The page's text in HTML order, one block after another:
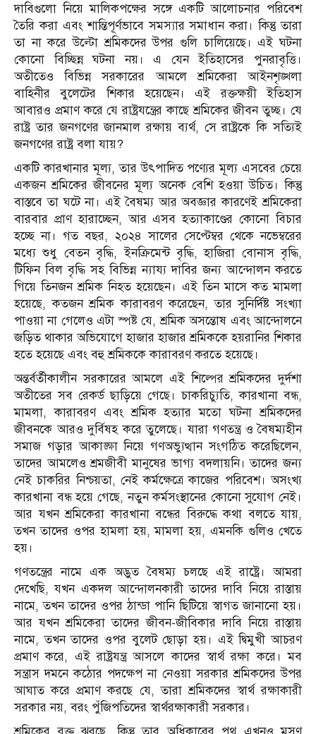
দাবিগুলো নিয়ে মালিকপক্ষের সঙ্গে একটি আলোচনার পরিবেশ
তৈরি করা এবং শান্তিপূর্ণভাবে সমস্যার সমাধান করা। কিন্তু তারা
তা না করে উল্টো শ্রমিকদের উপর গুলি চালিয়েছে। এই ঘটনা
কোনো বিচ্ছিন্ন ঘটনা নয়। এ যেন ইতিহাসের পুনরাবৃত্তি।
অতীতেও বিভিন্ন সরকারের আমলে শ্রমিকেরা আইনশৃঙ্খলা
বাহিনীর বুলেটের শিকার হয়েছেন। এই রক্তক্ষয়ী ইতিহাস
আবারও প্রমাণ করে যে রাষ্ট্রযন্ত্রের কাছে শ্রমিকের জীবন তুচ্ছ। যে
রাষ্ট্র তার জনগণের জানমাল রক্ষায় ব্যর্থ, সে রাষ্ট্রকে কি সত্যিই
জনগণের রাষ্ট্র বলা যায়?
একটি কারখানার মূল্য, তার উৎপাদিত পণ্যের মূল্য এসবের চেয়ে
একজন শ্রমিকের জীবনের মূল্য অনেক বেশি হওয়া উচিত। কিন্তু
বাস্তবে তা ঘটে না। এই বৈষম্য আর অবজ্ঞার কারণেই শ্রমিকেরা
বারবার প্রাণ হারাচ্ছেন, আর এসব হত্যাকাণ্ডের কোনো বিচার
হচ্ছে না। গত বছর, ২০২৪ সালের সেপ্টেম্বর থেকে নভেম্বরের
মধ্যে শুধু বেতন বৃদ্ধি, ইনক্রিমেন্ট বৃদ্ধি, হাজিরা বোনাস বৃদ্ধি,
টিফিন বিল বৃদ্ধি সহ বিভিন্ন ন্যায্য দাবির জন্য আন্দোলন করতে
গিয়ে তিনজন শ্রমিক নিহত হয়েছেন। এই তিন মাসে কত মামলা
হয়েছে, কতজন শ্রমিক কারাবরণ করেছেন, তার সুনির্দিষ্ট সংখ্যা
পাওয়া না গেলেও এটা স্পষ্ট যে, শ্রমিক অসন্তোষ এবং আন্দোলনে
জড়িত থাকার অভিযোগে হাজার হাজার শ্রমিককে হয়রানির শিকার
হতে হয়েছে এবং বহু শ্রমিককে কারাবরণ করতে হয়েছে।
অন্তর্বর্তীকালীন সরকারের আমলে এই শিল্পের শ্রমিকদের দুর্দশা
অতীতের সব রেকর্ড ছাড়িয়ে গেছে। চাকরিচ্যুতি, কারখানা বন্ধ,
মামলা, কারাবরণ এবং শ্রমিক হত্যার মতো ঘটনা শ্রমিকদের
জীবনকে আরও দুর্বিষহ করে তুলেছে। যারা গণতন্ত্র ও বৈষম্যহীন
সমাজ গড়ার আকাঙ্ক্ষা নিয়ে গণঅভ্যুত্থান সংগঠিত করেছিলেন,
তাদের আমলেও শ্রমজীবী মানুষের ভাগ্য বদলায়নি। তাদের জন্য
নেই চাকরির নিশ্চয়তা, নেই কর্মক্ষেত্রে কাজের পরিবেশ। অসংখ্য
কারখানা বন্ধ হয়ে গেছে, নতুন কর্মসংস্থানের কোনো সুযোগ নেই।
আর যখন শ্রমিকেরা কারখানা বন্ধের বিরুদ্ধে কথা বলতে যায়,
তখন তাদের ওপর হামলা হয়, মামলা হয়, এমনকি গুলিও খেতে
হয়।
গণতন্ত্রের নামে এক অদ্ভুত বৈষম্য চলছে এই রাষ্ট্রে। আমরা
দেখেছি, যখন একদল আন্দোলনকারী তাদের দাবি নিয়ে রাস্তায়
নামে, তখন তাদের ওপর ঠান্ডা পানি ছিটিয়ে স্বাগত জানানো হয়।
আর যখন শ্রমিকেরা তাদের জীবন-জীবিকার দাবি নিয়ে রাস্তায়
নামে, তখন তাদের ওপর বুলেট ছোড়া হয়। এই দ্বিমুখী আচরণ
প্রমাণ করে, এই রাষ্ট্রযন্ত্র আসলে কাদের স্বার্থ রক্ষা করে। মব
সন্ত্রাস দমনে কঠোর পদক্ষেপ না নেওয়া সরকার শ্রমিকদের উপর
আঘাত করে প্রমাণ করছে যে, তারা শ্রমিকদের স্বার্থ রক্ষাকারী
সরকার নয়, বরং পুঁজিপতিদের স্বার্থরক্ষাকারী সরকার।